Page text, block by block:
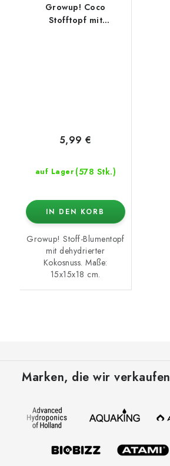
Growup! Coco
Stofftopf mit
auf Lager (578 Stk.)
5,99 €
IN DEN KORB
Growup! Stoff-Blumentopf
mit dehydrierter
Kokosnuss. Maße:
15x15x18 cm.
Marken, die wir verkaufen